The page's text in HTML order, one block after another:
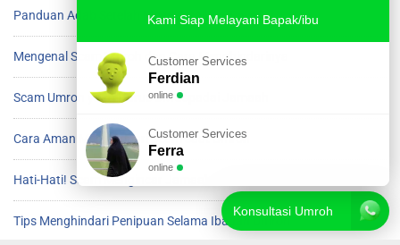
Panduan Adab Setelah Menyelesaikan Tawaf
Mengenal Scam Umroh dan Cara Menghindarinya
Scam Umroh yang Harus Diwaspadai Jamaah
Cara Aman Menghindari Scam saat Umroh
Hati-Hati! Scam Mengincar Jamaah Umroh
Tips Menghindari Penipuan Selama Ibadah Umroh
Konsultasi Umroh
Kami Siap Melayani Bapak/ibu
Customer Services
Ferdian
online
Customer Services
Ferra
online